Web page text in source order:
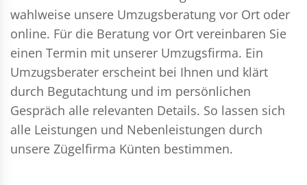
wahlweise unsere Umzugsberatung vor Ort oder
online. Für die Beratung vor Ort vereinbaren Sie
einen Termin mit unserer Umzugsfirma. Ein
Umzugsberater erscheint bei Ihnen und klärt
durch Begutachtung und im persönlichen
Gespräch alle relevanten Details. So lassen sich
alle Leistungen und Nebenleistungen durch
unsere Zügelfirma Künten bestimmen.